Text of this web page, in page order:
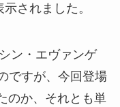
されました。
ン・エヴァンゲ
ですが、今回登場
のか、それとも単